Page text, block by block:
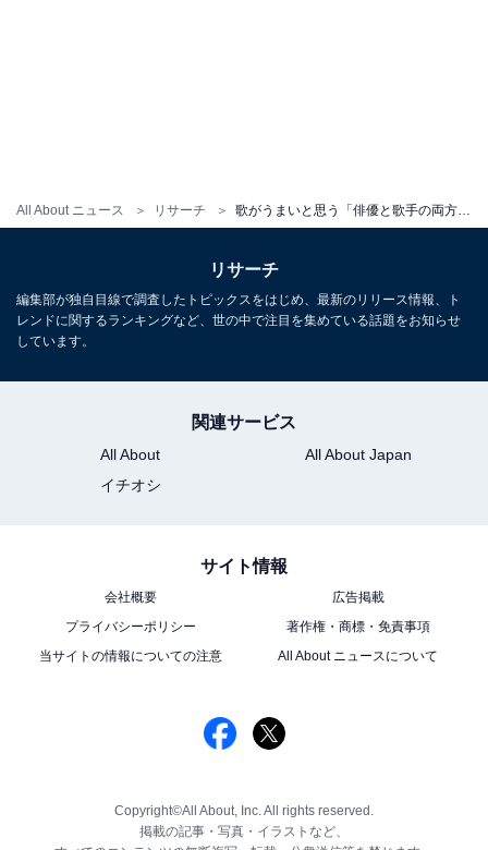
All About ニュース リサーチ 歌がうまいと思う「俳優と歌手の両方で活躍する」女性タレントランキング！ 2位「柴咲コウ」、1位は？
リサーチ
編集部が独自目線で調査したトピックスをはじめ、最新のリリース情報、ト
レンドに関するランキングなど、世の中で注目を集めている話題をお知らせ
しています。
関連サービス
All About
All About Japan
イチオシ
サイト情報
会社概要
広告掲載
プライバシーポリシー
著作権・商標・免責事項
当サイトの情報についての注意
All About ニュースについて
Copyright©All About, Inc. All rights reserved.
掲載の記事・写真・イラストなど、